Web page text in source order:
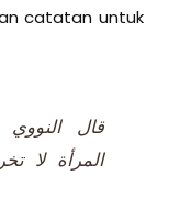
catatan untuk
قال
المرأة لا